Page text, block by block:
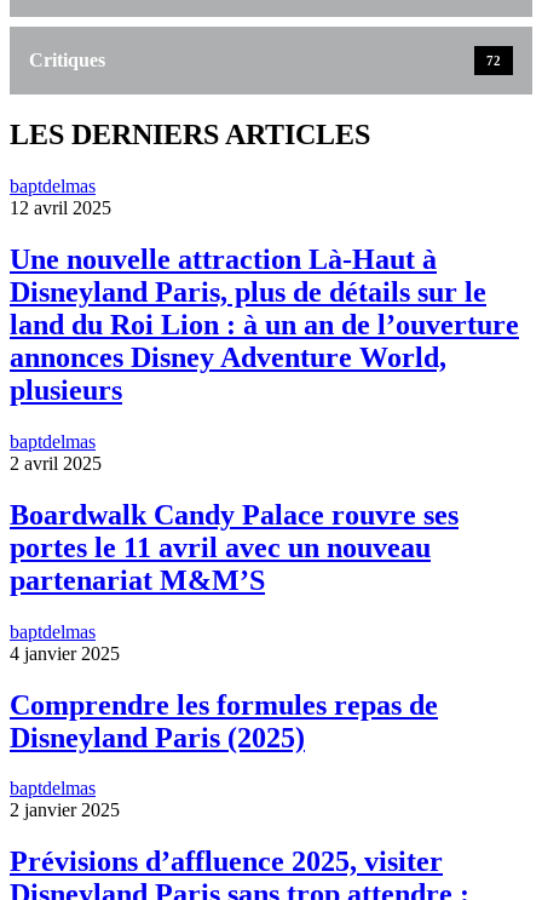
Critiques 72
LES DERNIERS ARTICLES
baptdelmas
12 avril 2025
Une nouvelle attraction Là-Haut à
Disneyland Paris, plus de détails sur le
land du Roi Lion : à un an de l’ouverture
annonces Disney Adventure World,
plusieurs
baptdelmas
2 avril 2025
Boardwalk Candy Palace rouvre ses
portes le 11 avril avec un nouveau
partenariat M&M’S
baptdelmas
4 janvier 2025
Comprendre les formules repas de
Disneyland Paris (2025)
baptdelmas
2 janvier 2025
Prévisions d’affluence 2025, visiter